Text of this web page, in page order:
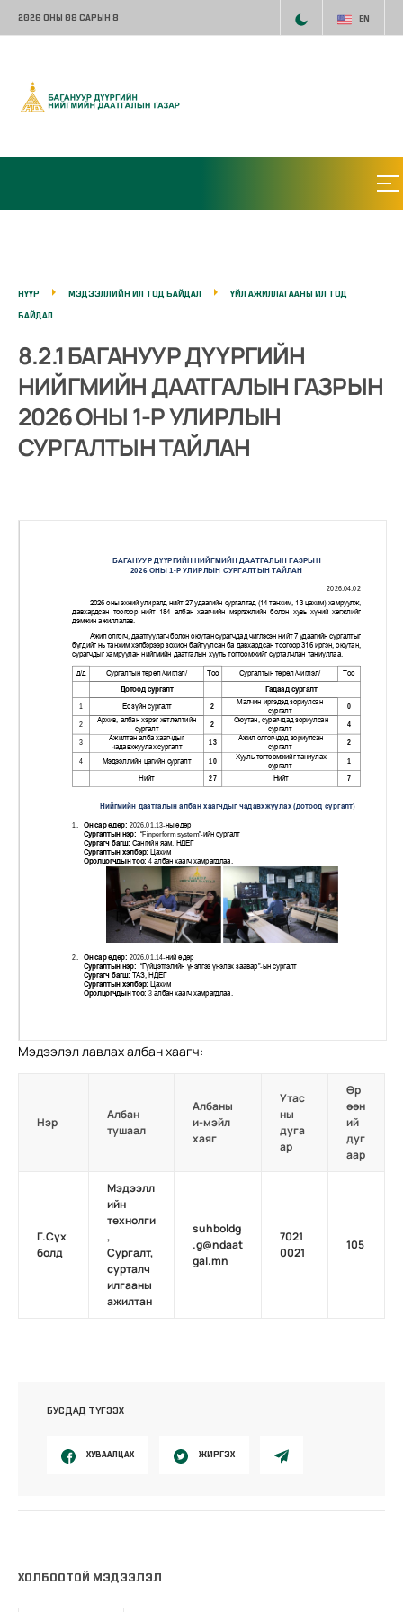
2026 ОНЫ 08 САРЫН 8 EN
НҮҮР МЭДЭЭЛЛИЙН ИЛ ТОД БАЙДАЛ
ҮЙЛ АЖИЛЛАГААНЫ ИЛ ТОД
БАЙДАЛ
8.2.1 БАГАНУУР ДҮҮРГИЙН
НИЙГМИЙН ДААТГАЛЫН ГАЗРЫН
2026 ОНЫ 1-Р УЛИРЛЫН
СУРГАЛТЫН ТАЙЛАН
Мэдээлэл лавлах албан хаагч:
Нэр
Албан
тушаал
Албаны
и-мэйл
хаяг
Утас
ны
дуга
ар
Өр
өөн
ий
дуг
аар
Г.Сүх
болд
Мэдээлл
ийн
технолги
,
Сургалт,
сурталч
илгааны
ажилтан
suhboldg
.g@ndaat
gal.mn
7021
0021
105
БУСДАД ТҮГЭЭХ
ХУВААЛЦАХ ЖИРГЭХ
ХОЛБООТОЙ МЭДЭЭЛЭЛ